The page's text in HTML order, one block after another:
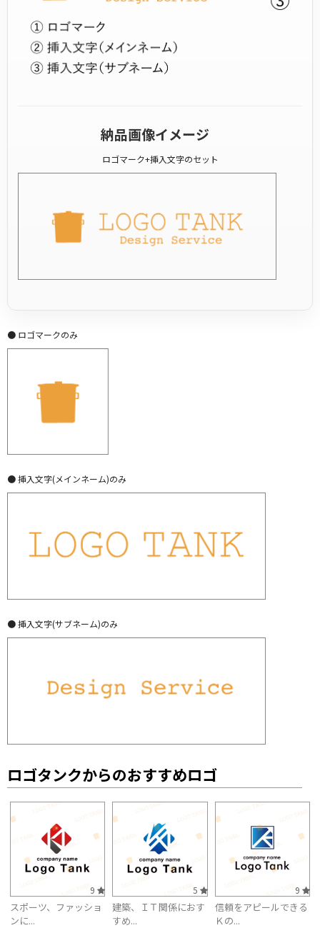
納品画像イメージ
ロゴマーク+挿入文字のセット
● ロゴマークのみ
● 挿入文字(メインネーム)のみ
● 挿入文字(サブネーム)のみ
ロゴタンクからのおすすめロゴ
9
スポーツ、ファッショ
ンに...
5
建築、ＩＴ関係におす
すめ...
9
信頼をアピールできる
Ｋの...